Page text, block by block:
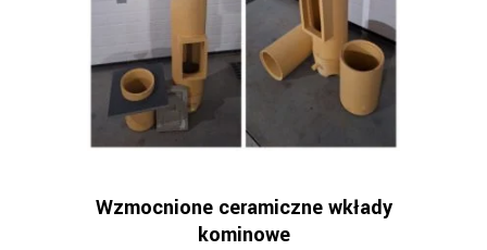
Wzmocnione ceramiczne wkłady
kominowe